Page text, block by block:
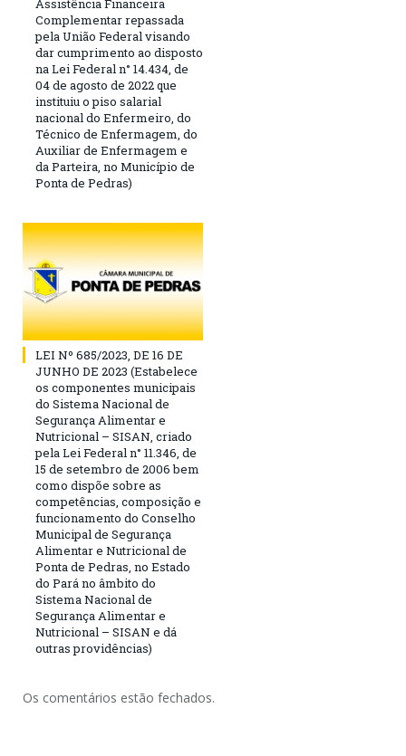
Assistência Financeira
Complementar repassada
pela União Federal visando
dar cumprimento ao disposto
na Lei Federal n° 14.434, de
04 de agosto de 2022 que
instituiu o piso salarial
nacional do Enfermeiro, do
Técnico de Enfermagem, do
Auxiliar de Enfermagem e
da Parteira, no Município de
Ponta de Pedras)
LEI Nº 685/2023, DE 16 DE
JUNHO DE 2023 (Estabelece
os componentes municipais
do Sistema Nacional de
Segurança Alimentar e
Nutricional – SISAN, criado
pela Lei Federal n° 11.346, de
15 de setembro de 2006 bem
como dispõe sobre as
competências, composição e
funcionamento do Conselho
Municipal de Segurança
Alimentar e Nutricional de
Ponta de Pedras, no Estado
do Pará no âmbito do
Sistema Nacional de
Segurança Alimentar e
Nutricional – SISAN e dá
outras providências)
Os comentários estão fechados.